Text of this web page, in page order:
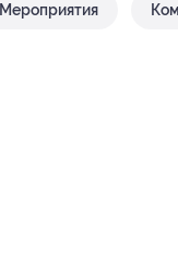
Мероприятия